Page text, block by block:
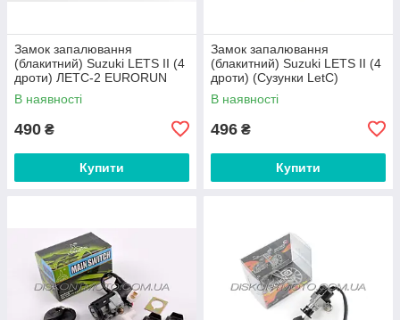
Замок запалювання
(блакитний) Suzuki LETS II (4
дроти) ЛЕТС-2 EURORUN
В наявності
490 ₴
Купити
Замок запалювання
(блакитний) Suzuki LETS II (4
дроти) (Сузунки LetC)
JAYCHEN
В наявності
496 ₴
Купити